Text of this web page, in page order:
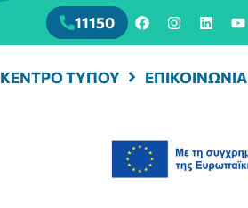
11150
ΚΕΝΤΡΟ ΤΥΠΟΥ ΕΠΙΚΟΙΝΩΝΙΑ